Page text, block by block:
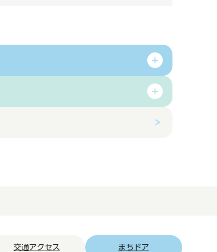
交通アクセス まちドア